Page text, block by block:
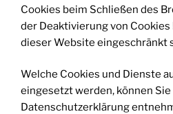
Cookies beim Schließen des
der Deaktivierung von
dieser Website eingeschränkt
Welche Cookies und Dienste
eingesetzt werden, können
Datenschutzerklärung